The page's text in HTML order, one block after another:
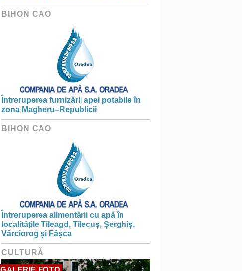
BIHON CAO
Întreruperea furnizării apei potabile în
zona Magheru–Republicii
BIHON CAO
Întreruperea alimentării cu apă în
localitățile Tileagd, Tilecuș, Șerghiș,
Vârciorog și Fâșca
CULTURĂ
GALERIE FOTO